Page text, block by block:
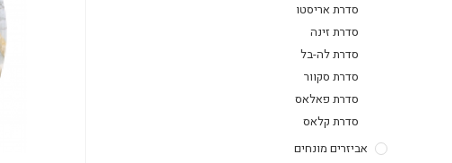
סדרת אריסטו
סדרת זינה
סדרת לה-בל
סדרת סקוור
סדרת פאלאס
סדרת קלאס
אביזרים מונחים